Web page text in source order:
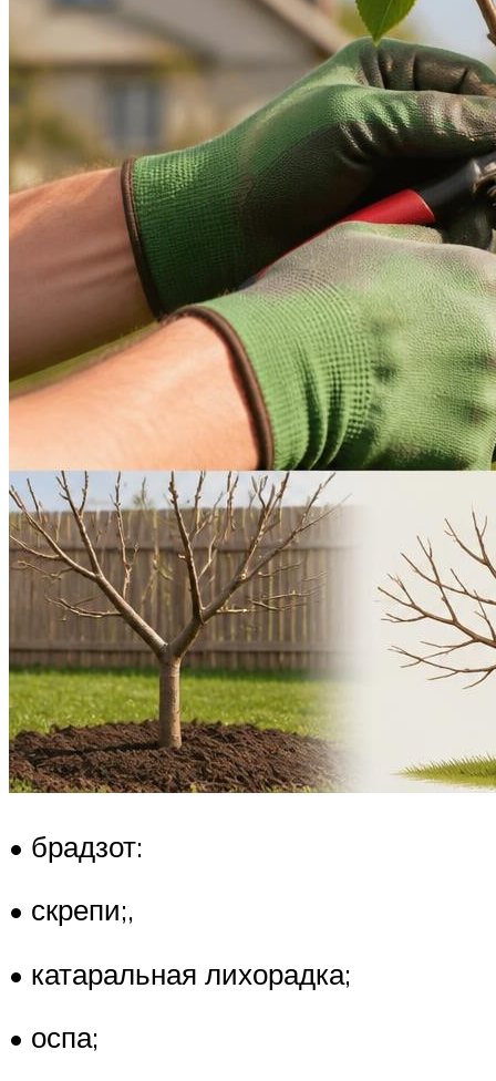
• брадзот:
• скрепи;,
• катаральная лихорадка;
• оспа;